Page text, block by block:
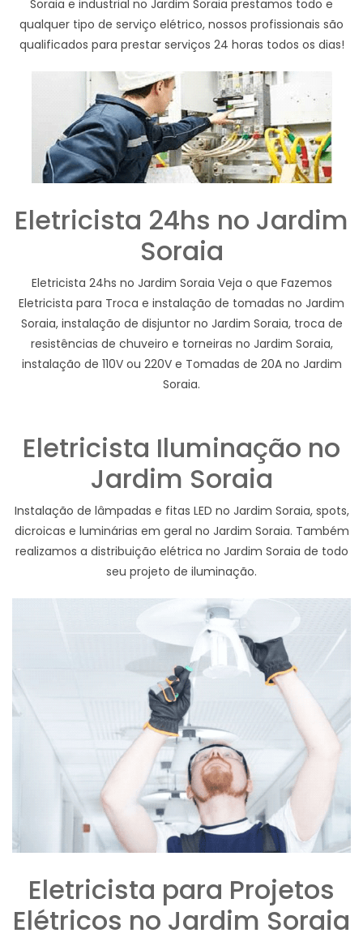
Soraia e industrial no Jardim Soraia prestamos todo e
qualquer tipo de serviço elétrico, nossos profissionais são
qualificados para prestar serviços 24 horas todos os dias!
Eletricista 24hs no Jardim
Soraia
Eletricista 24hs no Jardim Soraia Veja o que Fazemos
Eletricista para Troca e instalação de tomadas no Jardim
Soraia, instalação de disjuntor no Jardim Soraia, troca de
resistências de chuveiro e torneiras no Jardim Soraia,
instalação de 110V ou 220V e Tomadas de 20A no Jardim
Soraia.
Eletricista Iluminação no
Jardim Soraia
Instalação de lâmpadas e fitas LED no Jardim Soraia, spots,
dicroicas e luminárias em geral no Jardim Soraia. Também
realizamos a distribuição elétrica no Jardim Soraia de todo
seu projeto de iluminação.
Eletricista para Projetos
Elétricos no Jardim Soraia